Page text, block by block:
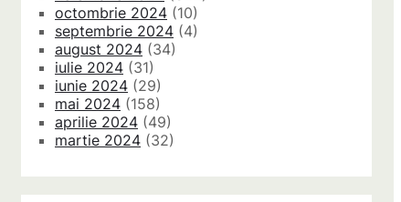
octombrie 2024 (10)
septembrie 2024 (4)
august 2024 (34)
iulie 2024 (31)
iunie 2024 (29)
mai 2024 (158)
aprilie 2024 (49)
martie 2024 (32)